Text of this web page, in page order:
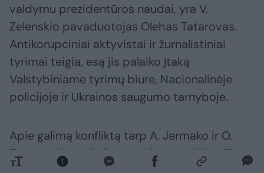
valdymu prezidentūros naudai, yra V.
Zelenskio pavaduotojas Olehas Tatarovas.
Antikorupciniai aktyvistai ir žurnalistiniai
tyrimai teigia, esą jis palaiko įtaką
Valstybiniame tyrimų biure, Nacionalinėje
policijoje ir Ukrainos saugumo tarnyboje.
Apie galimą konfliktą tarp A. Jermako ir O.
Tatarovo buvo kalbėta ne kartą, tačiau „The